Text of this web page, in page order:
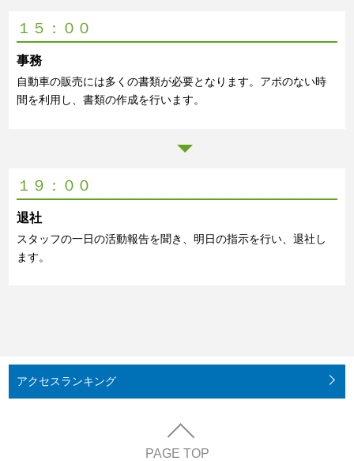
１５：００
事務
自動車の販売には多くの書類が必要となります。アポのない時
間を利用し、書類の作成を行います。
１９：００
退社
スタッフの一日の活動報告を聞き、明日の指示を行い、退社し
ます。
アクセスランキング
PAGE TOP